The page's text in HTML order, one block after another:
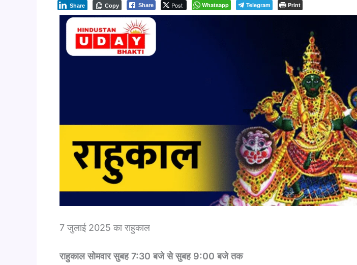
Share Post
Share Whatsapp Telegram
Copy Print
7 जुलाई 2025 का राहुकाल
राहुकाल सोमवार सुबह 7:30 बजे से सुबह 9:00 बजे तक